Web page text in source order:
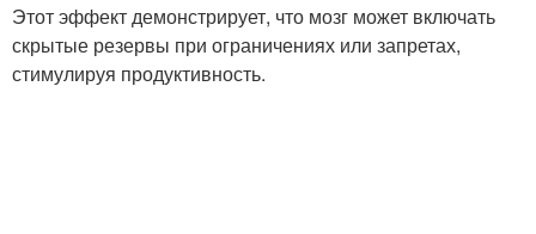
Этот эффект демонстрирует, что мозг может включать
скрытые резервы при ограничениях или запретах,
стимулируя продуктивность.